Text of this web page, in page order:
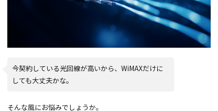
今契約している光回線が高いから、WiMAXだけに
しても大丈夫かな。
そんな風にお悩みでしょうか。